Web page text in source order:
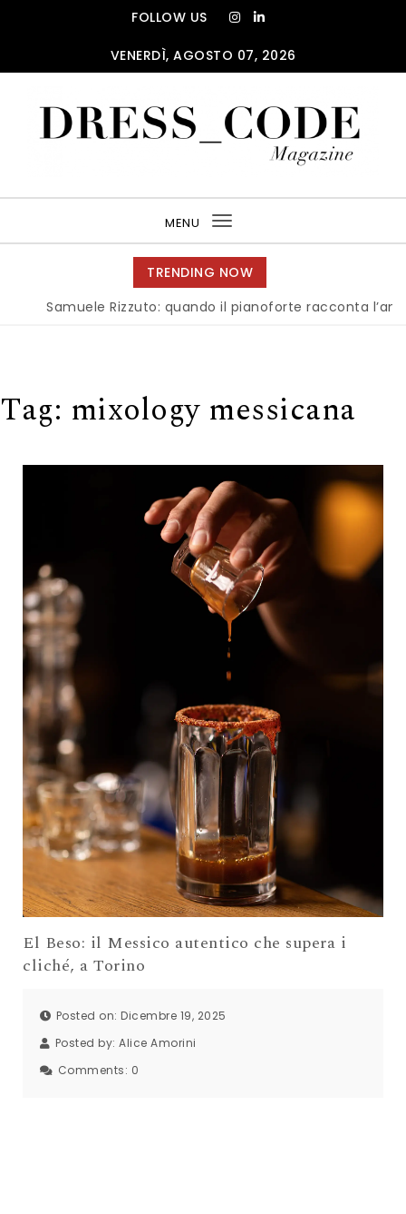
FOLLOW US
VENERDÌ, AGOSTO 07, 2026
MENU
Toggle
navigation
TRENDING NOW
Samuele Rizzuto: quando il pianoforte racconta l’anima
Tag: mixology messicana
El Beso: il Messico autentico che supera i
cliché, a Torino
Posted on: Dicembre 19, 2025
Posted by: Alice Amorini
Comments: 0